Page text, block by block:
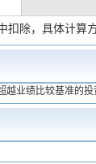
扣除，具体计算
业绩比较基准的投